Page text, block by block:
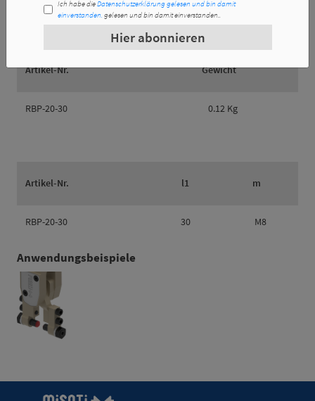
Abmessungen Technische Spezifikationen
Artikel-Nr. Gewicht
RBP-20-30 0.12 Kg
Artikel-Nr. l1 m
RBP-20-30 30 M8
Anwendungsbeispiele
Ich habe dieDatenschutzerklärung gelesen und bin damit
einverstanden. gelesen und bin damit einverstanden..
Hier abonnieren